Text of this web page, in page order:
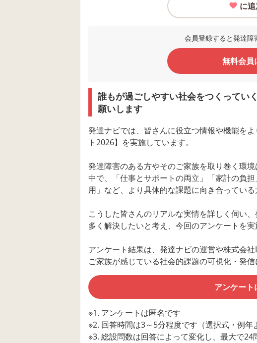
に
会員登録すると発達障
無料会員
誰もが過ごしやすい社会をつくって
願いします
発達ナビでは、皆さんに役立つ情報や機能を
ト2026】を実施しています。
発達障害のある方やそのご家族を取り巻く環
中で、「仕事とサポートの両立」「家計の負
用」など、より具体的な課題に向き合っている
こうした皆さんのリアルな実情を詳しく伺い
多く解決したいと考え、今回のアンケートを実
アンケート結果は、発達ナビの運営や株式会
ご家族が感じている社会的課題の可視化・発信
アンケート
※1. アンケートは匿名です
※2. 回答時間は3～5分程度です（選択式・例年
※3. 総設問数は回答によって変化し、最大で24